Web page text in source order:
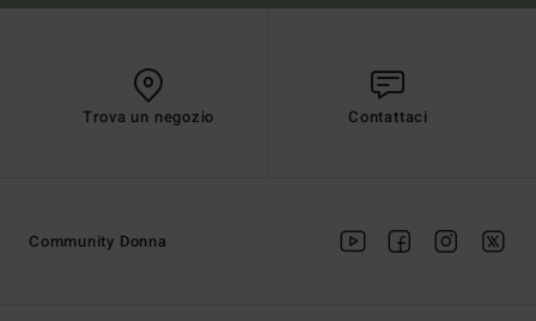
Trova un negozio Contattaci
Community Donna